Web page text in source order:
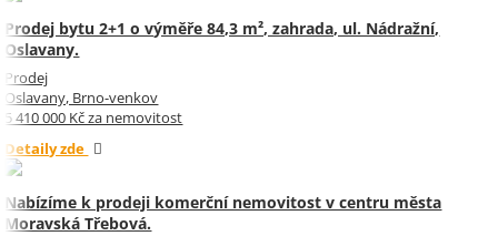
Prodej bytu 2+1 o výměře 84,3 m², zahrada, ul. Nádražní,
Oslavany.
Prodej
Oslavany, Brno-venkov
5 410 000 Kč za nemovitost
Detaily zde
Nabízíme k prodeji komerční nemovitost v centru města
Moravská Třebová.